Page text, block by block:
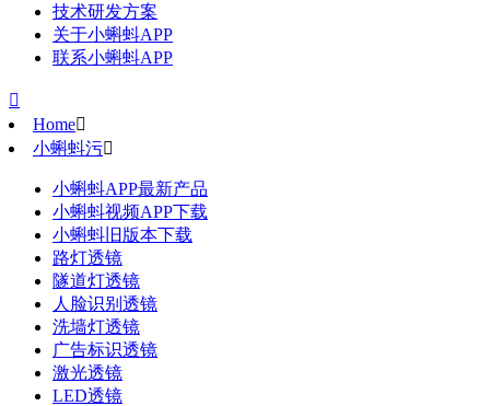
技术研发方案
关于小蝌蚪APP
联系小蝌蚪APP

Home
小蝌蚪污
小蝌蚪APP最新产品
小蝌蚪视频APP下载
小蝌蚪旧版本下载
路灯透镜
隧道灯透镜
人脸识别透镜
洗墙灯透镜
广告标识透镜
激光透镜
LED透镜